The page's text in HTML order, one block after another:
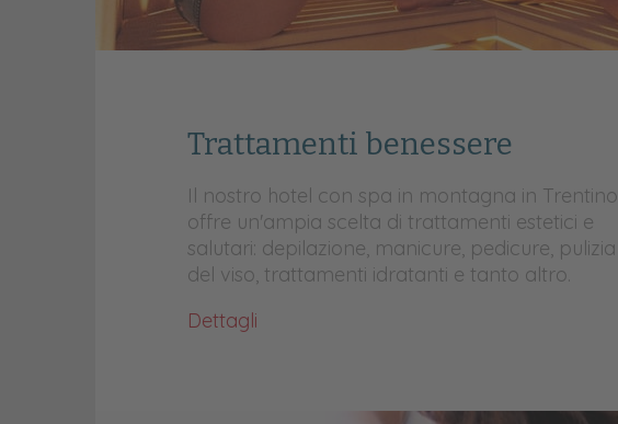
Trattamenti benessere
Il nostro hotel con spa in montagna in Trentino
offre un'ampia scelta di trattamenti estetici e
salutari: depilazione, manicure, pedicure, pulizia
del viso, trattamenti idratanti e tanto altro.
Dettagli